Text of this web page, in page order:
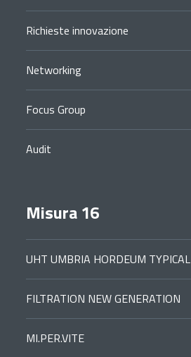
Richieste innovazione
Networking
Focus Group
Audit
Misura 16
UHT UMBRIA HORDEUM TYPICAL
FILTRATION NEW GENERATION
MI.PER.VITE